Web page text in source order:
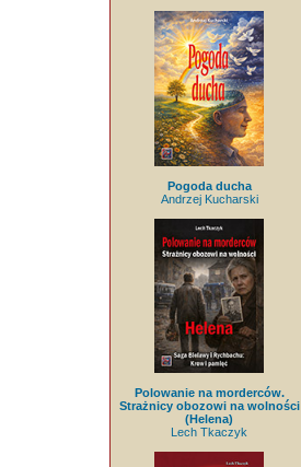
Pogoda ducha
Andrzej Kucharski
Polowanie na morderców.
Strażnicy obozowi na wolności
(Helena)
Lech Tkaczyk